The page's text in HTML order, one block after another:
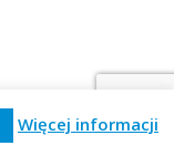
Więcej informacji